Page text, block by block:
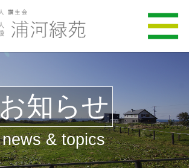
お知らせ
news & topics